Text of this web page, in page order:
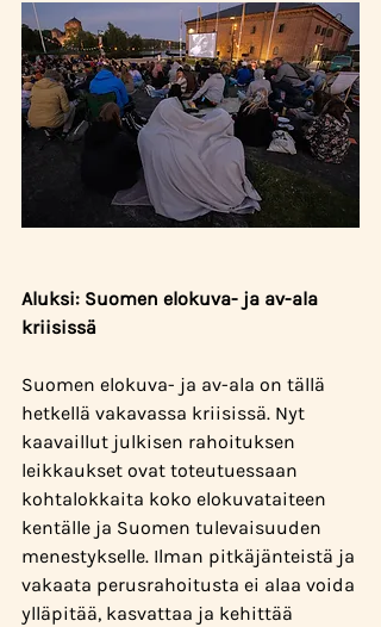
Aluksi: Suomen elokuva- ja av-ala
kriisissä
Suomen elokuva- ja av-ala on tällä
hetkellä vakavassa kriisissä. Nyt
kaavaillut julkisen rahoituksen
leikkaukset ovat toteutuessaan
kohtalokkaita koko elokuvataiteen
kentälle ja Suomen tulevaisuuden
menestykselle. Ilman pitkäjänteistä ja
vakaata perusrahoitusta ei alaa voida
ylläpitää, kasvattaa ja kehittää